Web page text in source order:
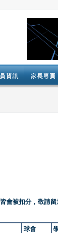
會被扣分，敬請留
球會